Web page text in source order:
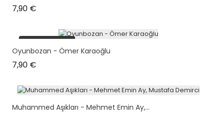
7,90 €
plus en stock
Oyunbozan - Ömer Karaoğlu
7,90 €
Muhammed Aşıkları - Mehmet Emin Ay,...